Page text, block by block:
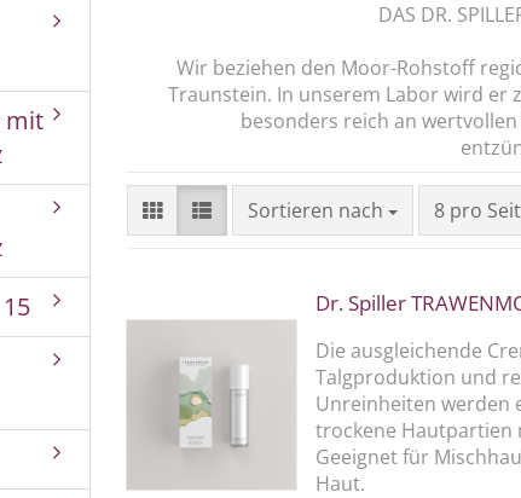
DAS DR.
Wir beziehen den Moor-Rohstoff
Traunstein. In unserem Labor wird er
besonders reich an
Sortieren nach
Sortieren nach 8 pro
pro Seite
Dr. Spiller
Die ausgleichende
Talgproduktion und
Unreinheiten werden
trockene Hautpartien
Geeignet für
Haut.
mit